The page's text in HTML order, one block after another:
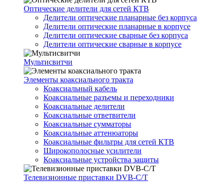
Оптические делители для сетей КТВ
Делители оптические планарные без корпуса
Делители оптические планарные в корпусе
Делители оптические сварные без корпуса
Делители оптические сварные в корпусе
Мультисвитчи
Элементы коаксиального тракта
Коаксиальный кабель
Коаксиальные разъемы и переходники
Коаксиальные делители
Коаксиальные ответвители
Коаксиальные сумматоры
Коаксиальные аттенюаторы
Коаксиальные фильтры для сетей КТВ
Широкополосные усилители
Коаксиальные устройства защиты
Телевизионные приставки DVB-C/T